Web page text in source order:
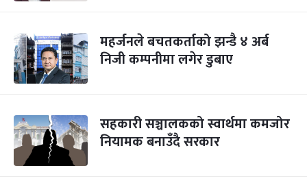
महर्जनले बचतकर्ताको झन्डै ४ अर्ब
निजी कम्पनीमा लगेर डुबाए
सहकारी सञ्चालकको स्वार्थमा कमजोर
नियामक बनाउँदै सरकार